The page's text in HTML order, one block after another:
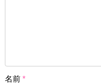
名前 *